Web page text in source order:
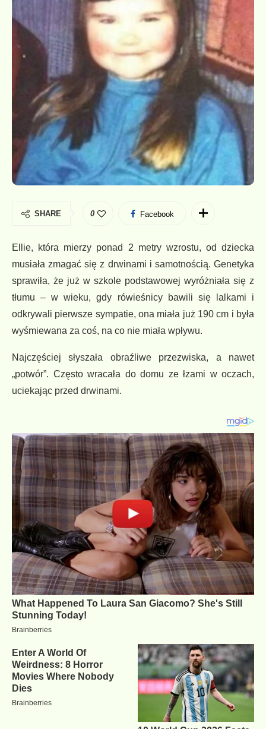
SHARE 0 Facebook
Ellie, która mierzy ponad 2 metry wzrostu, od dziecka
musiała zmagać się z drwinami i samotnością. Genetyka
sprawiła, że już w szkole podstawowej wyróżniała się z
tłumu – w wieku, gdy rówieśnicy bawili się lalkami i
odkrywali pierwsze sympatie, ona miała już 190 cm i była
wyśmiewana za coś, na co nie miała wpływu.
Najczęściej słyszała obraźliwe przezwiska, a nawet
„potwór”. Często wracała do domu ze łzami w oczach,
uciekając przed drwinami.